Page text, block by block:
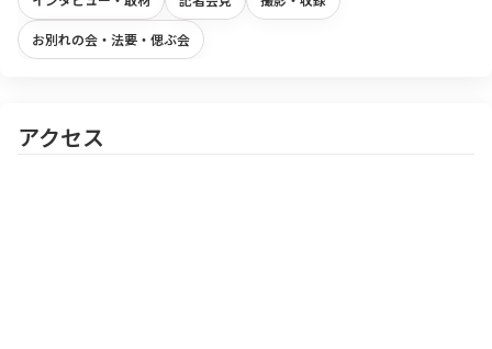
お別れの会・法要・偲ぶ会
アクセス